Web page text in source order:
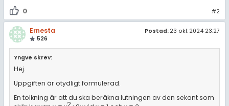
0 #2
Ernesta
526
Postad: 23 okt 2024 23:27
Yngve skrev:
Hej.
Uppgiften är otydligt formulerad.
En tolkning är att du ska beräkna lutningen av den sekant som
2
Allmänna villkor
Cookie-inställningar